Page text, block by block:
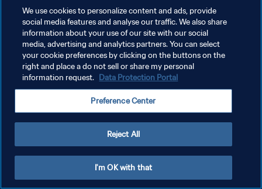
سياسة الخصوصية
شروط الخدمة
إدارة تفضيلات ملفات تعريف الارتباط
We use cookies to personalize content and ads, provide
social media features and analyse our traffic. We also share
information about your use of our site with our social
media, advertising and analytics partners. You can select
your cookie preferences by clicking on the buttons on the
right and place a do not sell or share my personal
information request. Data Protection Portal
Preference Center
Reject All
I'm OK with that